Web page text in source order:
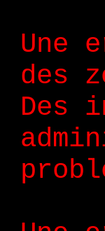
Une
des
Des